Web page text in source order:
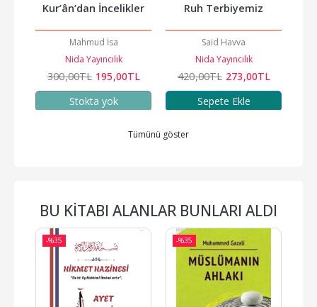
Kur’ân’dan İncelikler
Mahmud İsa
Nida Yayıncılık
300,00TL 195,00TL
Stokta yok
Ruh Terbiyemiz
Said Havva
Nida Yayıncılık
420,00TL 273,00TL
Sepete Ekle
Tümünü göster
BU KITABI ALANLAR BUNLARI ALDI
-%35 -%35